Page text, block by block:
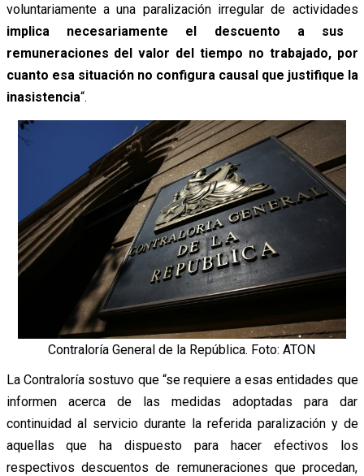
voluntariamente a una paralización irregular de actividades
implica necesariamente el descuento a sus
remuneraciones del valor del tiempo no trabajado, por
cuanto esa situación no configura causal que justifique la
inasistencia“.
Contraloría General de la República. Foto: ATON
La Contraloría sostuvo que “se requiere a esas entidades que
informen acerca de las medidas adoptadas para dar
continuidad al servicio durante la referida paralización y de
aquellas que ha dispuesto para hacer efectivos los
respectivos descuentos de remuneraciones que procedan,